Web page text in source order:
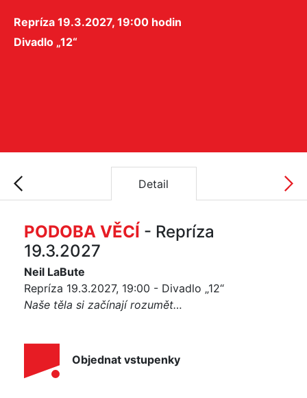
Repríza 19.3.2027, 19:00 hodin
Divadlo „12“
Detail
PODOBA VĚCÍ - Repríza
19.3.2027
Neil LaBute
Repríza 19.3.2027, 19:00 - Divadlo „12“
Naše těla si začínají rozumět…
Objednat vstupenky